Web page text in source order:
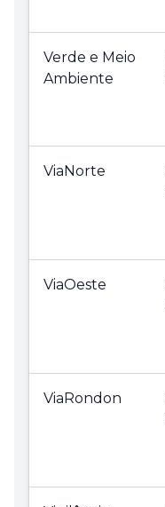
Verde e Meio
Ambiente
ViaNorte
ViaOeste
ViaRondon